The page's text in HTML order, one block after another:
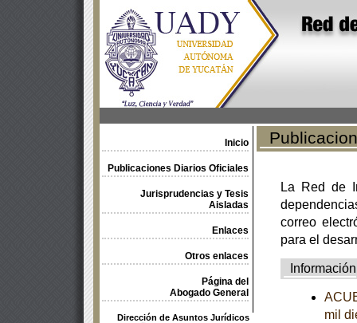
Inicio
Publicaciones Diarios Oficiales
Jurisprudencias y Tesis
Aisladas
Enlaces
Otros enlaces
Página del
Abogado General
Dirección de Asuntos Jurídicos
La Red de
correo
para el
Información
mil